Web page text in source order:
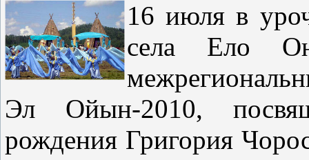
16 июля в
села Ело
Эл Ойын-2010,
рождения Григория